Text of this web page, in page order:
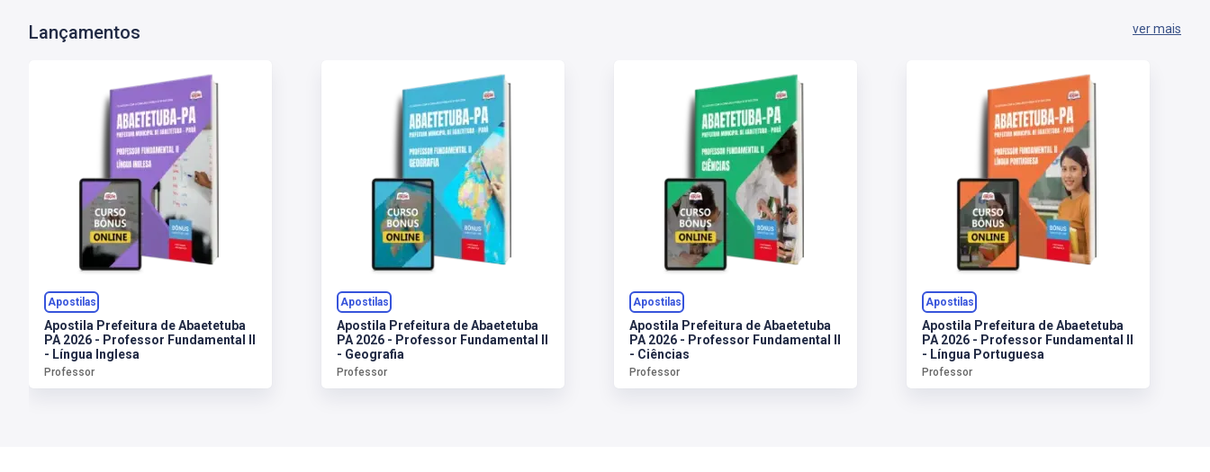
Lançamentos ver mais
Apostilas
Apostila Prefeitura de Abaetetuba
PA 2026 - Professor Fundamental II
- Língua Inglesa
Professor
Apostilas
Apostila Prefeitura de Abaetetuba
PA 2026 - Professor Fundamental II
- Geografia
Professor
Apostilas
Apostila Prefeitura de Abaetetuba
PA 2026 - Professor Fundamental II
- Ciências
Professor
Apostilas
Apostila Prefeitura de Abaetetuba
PA 2026 - Professor Fundamental II
- Língua Portuguesa
Professor